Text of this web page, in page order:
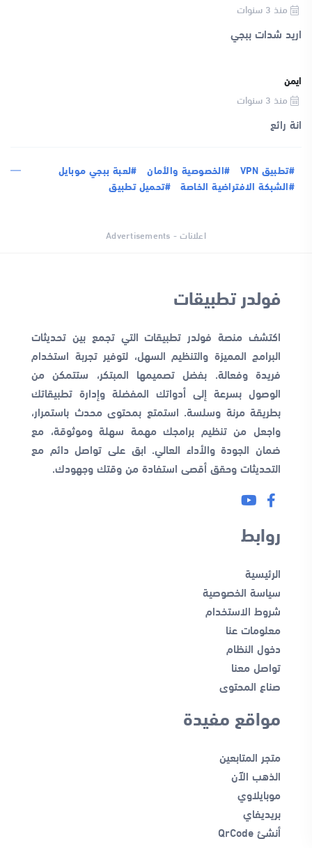
منذ 3 سنوات
اريد شدات ببجي
ايمن
منذ 3 سنوات
انة رائع
#تطبيق VPN #الخصوصية والأمان
#لعبة ببجي موبايل
#الشبكة الافتراضية الخاصة
#تحميل تطبيق
اعلانات - Advertisements
فولدر تطبيقات
اكتشف منصة فولدر تطبيقات التي تجمع بين تحديثات
البرامج المميزة والتنظيم السهل، لتوفير تجربة استخدام
فريدة وفعالة. بفضل تصميمها المبتكر، ستتمكن من
الوصول بسرعة إلى أدواتك المفضلة وإدارة تطبيقاتك
بطريقة مرنة وسلسة. استمتع بمحتوى محدث باستمرار،
واجعل من تنظيم برامجك مهمة سهلة وموثوقة، مع
ضمان الجودة والأداء العالي. ابق على تواصل دائم مع
التحديثات وحقق أقصى استفادة من وقتك وجهودك.
روابط
الرئيسية
سياسة الخصوصية
شروط الاستخدام
معلومات عنا
دخول النظام
تواصل معنا
صناع المحتوى
مواقع مفيدة
متجر المتابعين
الذهب الآن
موبايلاوي
بريديفاي
أنشئ QrCode